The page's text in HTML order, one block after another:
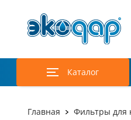
Каталог
Главная Фильтры для